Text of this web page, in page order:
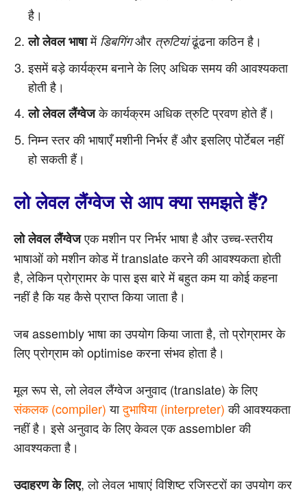
है।
लो लेवल भाषामें डिबगिंगऔर त्रुटियांढूंढना कठिन है।
इसमें बड़े कार्यक्रम बनाने के लिए अधिक समय की आवश्यकता
होती है।
लो लेवल लैंग्वेजके कार्यक्रम अधिक त्रुटि प्रवण होते हैं।
निम्न स्तर की भाषाएँ मशीनी निर्भर हैं और इसलिए पोर्टेबल नहीं
हो सकती हैं।
लो लेवल लैंग्वेज से आप क्या समझते हैं?
लो लेवल लैंग्वेजएक मशीन पर निर्भर भाषा है और उच्च-स्तरीय
भाषाओं को मशीन कोड में translate करने की आवश्यकता होती
है, लेकिन प्रोग्रामर के पास इस बारे में बहुत कम या कोई कहना
नहीं है कि यह कैसे प्राप्त किया जाता है।
जब assembly भाषा का उपयोग किया जाता है, तो प्रोग्रामर के
लिए प्रोग्राम को optimise करना संभव होता है।
मूल रूप से, लो लेवल लैंग्वेज अनुवाद (translate) के लिए
संकलक (compiler)यादुभाषिया (interpreter)की आवश्यकता
नहीं है। इसे अनुवाद के लिए केवल एक assembler की
आवश्यकता है।
उदाहरण के लिए, लो लेवल भाषाएं विशिष्ट रजिस्टरों का उपयोग कर